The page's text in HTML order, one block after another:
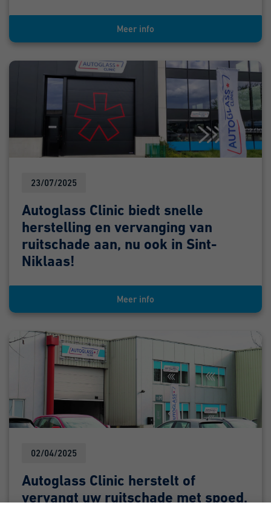
Meer info
23/07/2025
Autoglass Clinic biedt snelle
herstelling en vervanging van
ruitschade aan, nu ook in Sint-
Niklaas!
Meer info
02/04/2025
Autoglass Clinic herstelt of
vervangt uw ruitschade met spoed,